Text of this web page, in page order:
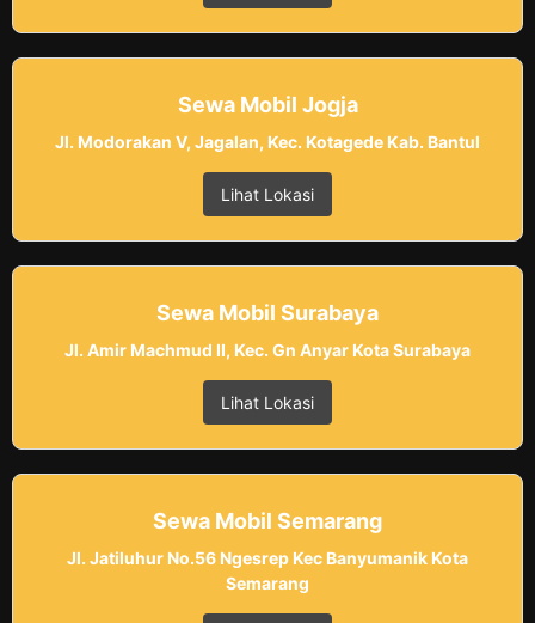
Sewa Mobil Jogja
Jl. Modorakan V, Jagalan, Kec. Kotagede Kab. Bantul
Lihat Lokasi
Sewa Mobil Surabaya
Jl. Amir Machmud II, Kec. Gn Anyar Kota Surabaya
Lihat Lokasi
Sewa Mobil Semarang
Jl. Jatiluhur No.56 Ngesrep Kec Banyumanik Kota
Semarang